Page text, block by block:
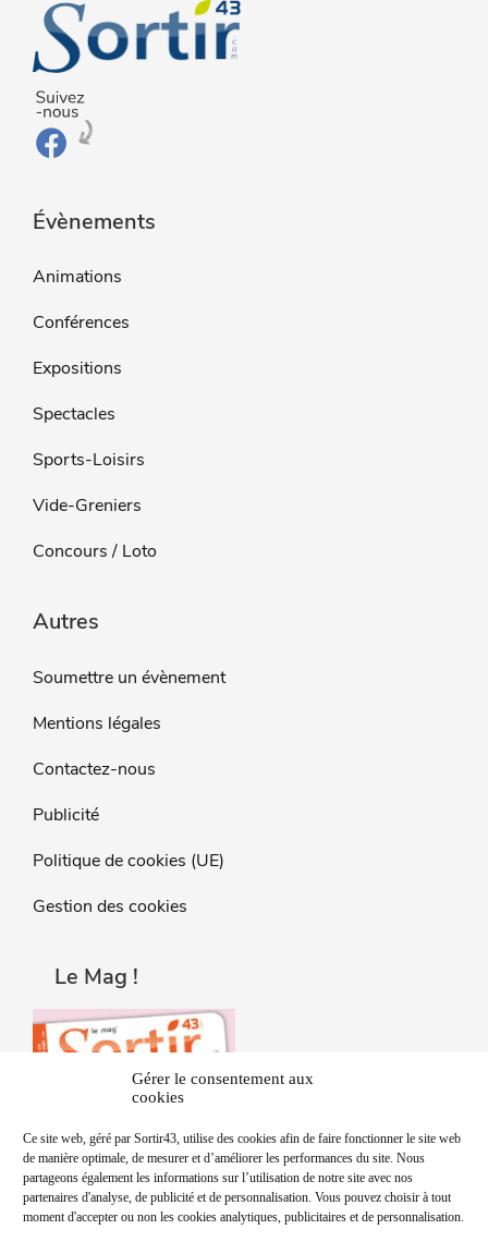
Gérer le consentement aux
cookies
Ce site web, géré par Sortir43, utilise des cookies afin de faire fonctionner le site web
de manière optimale, de mesurer et d’améliorer les performances du site. Nous
partageons également les informations sur l’utilisation de notre site avec nos
partenaires d'analyse, de publicité et de personnalisation. Vous pouvez choisir à tout
moment d'accepter ou non les cookies analytiques, publicitaires et de personnalisation.
Évènements
Animations
Conférences
Expositions
Spectacles
Sports-Loisirs
Vide-Greniers
Concours / Loto
Autres
Soumettre un évènement
Mentions légales
Contactez-nous
Publicité
Politique de cookies (UE)
Gestion des cookies
Le Mag !